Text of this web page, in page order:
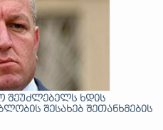
შეუძლებელს ხდის
შესახებ შეთანხმების